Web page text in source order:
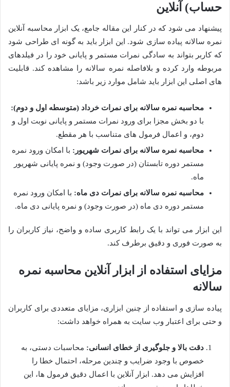
حساب) آنلاین
پیشنهاد می شود که در کنار این مقاله جامع، یک ابزار محاسبه آنلاین
نمره سالانه پیاده سازی شود. این ابزار باید به گونه ای طراحی شود
که کاربر بتواند به سادگی نمرات مستمر و پایانی خود را در فیلدهای
مربوطه وارد کرده و بلافاصله نمره سالانه را مشاهده کند. قابلیت
های اصلی این ابزار باید شامل موارد زیر باشد:
محاسبه نمره سالانه برای نمرات خرداد (متوسطه اول و دوم):
با دو بخش مجزا برای ورود نمرات مستمر و پایانی نوبت اول و
دوم، و اعمال فرمول های متناسب با هر مقطع.
محاسبه نمره سالانه برای نمرات شهریور: با امکان ورود نمره
مستمر دوره تابستان (در صورت وجود) و نمره پایانی شهریور
ماه.
محاسبه نمره سالانه برای نمرات دی ماه: با امکان ورود نمره
مستمر دوره دی ماه (در صورت وجود) و نمره پایانی دی ماه.
این ابزار می تواند با یک رابط کاربری ساده و واضح، نیاز کاربران را
به صورت فوری و دقیق برطرف کند.
مزایای استفاده از ابزار آنلاین محاسبه نمره
سالانه
پیاده سازی و استفاده از چنین ابزاری، مزایای متعددی برای کاربران
و حتی برای اعتبار وب سایت به همراه خواهد داشت:
دقت بالا و جلوگیری از خطای انسانی: محاسبات دستی، به
خصوص با وجود ضرایب و چندین مرحله، احتمال خطا را
افزایش می دهد. ابزار آنلاین با اعمال دقیق فرمول ها، این